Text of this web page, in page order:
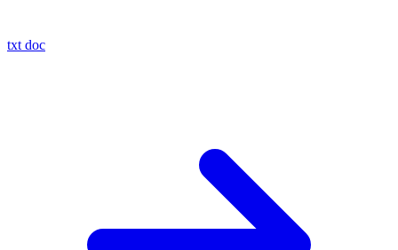
txt doc